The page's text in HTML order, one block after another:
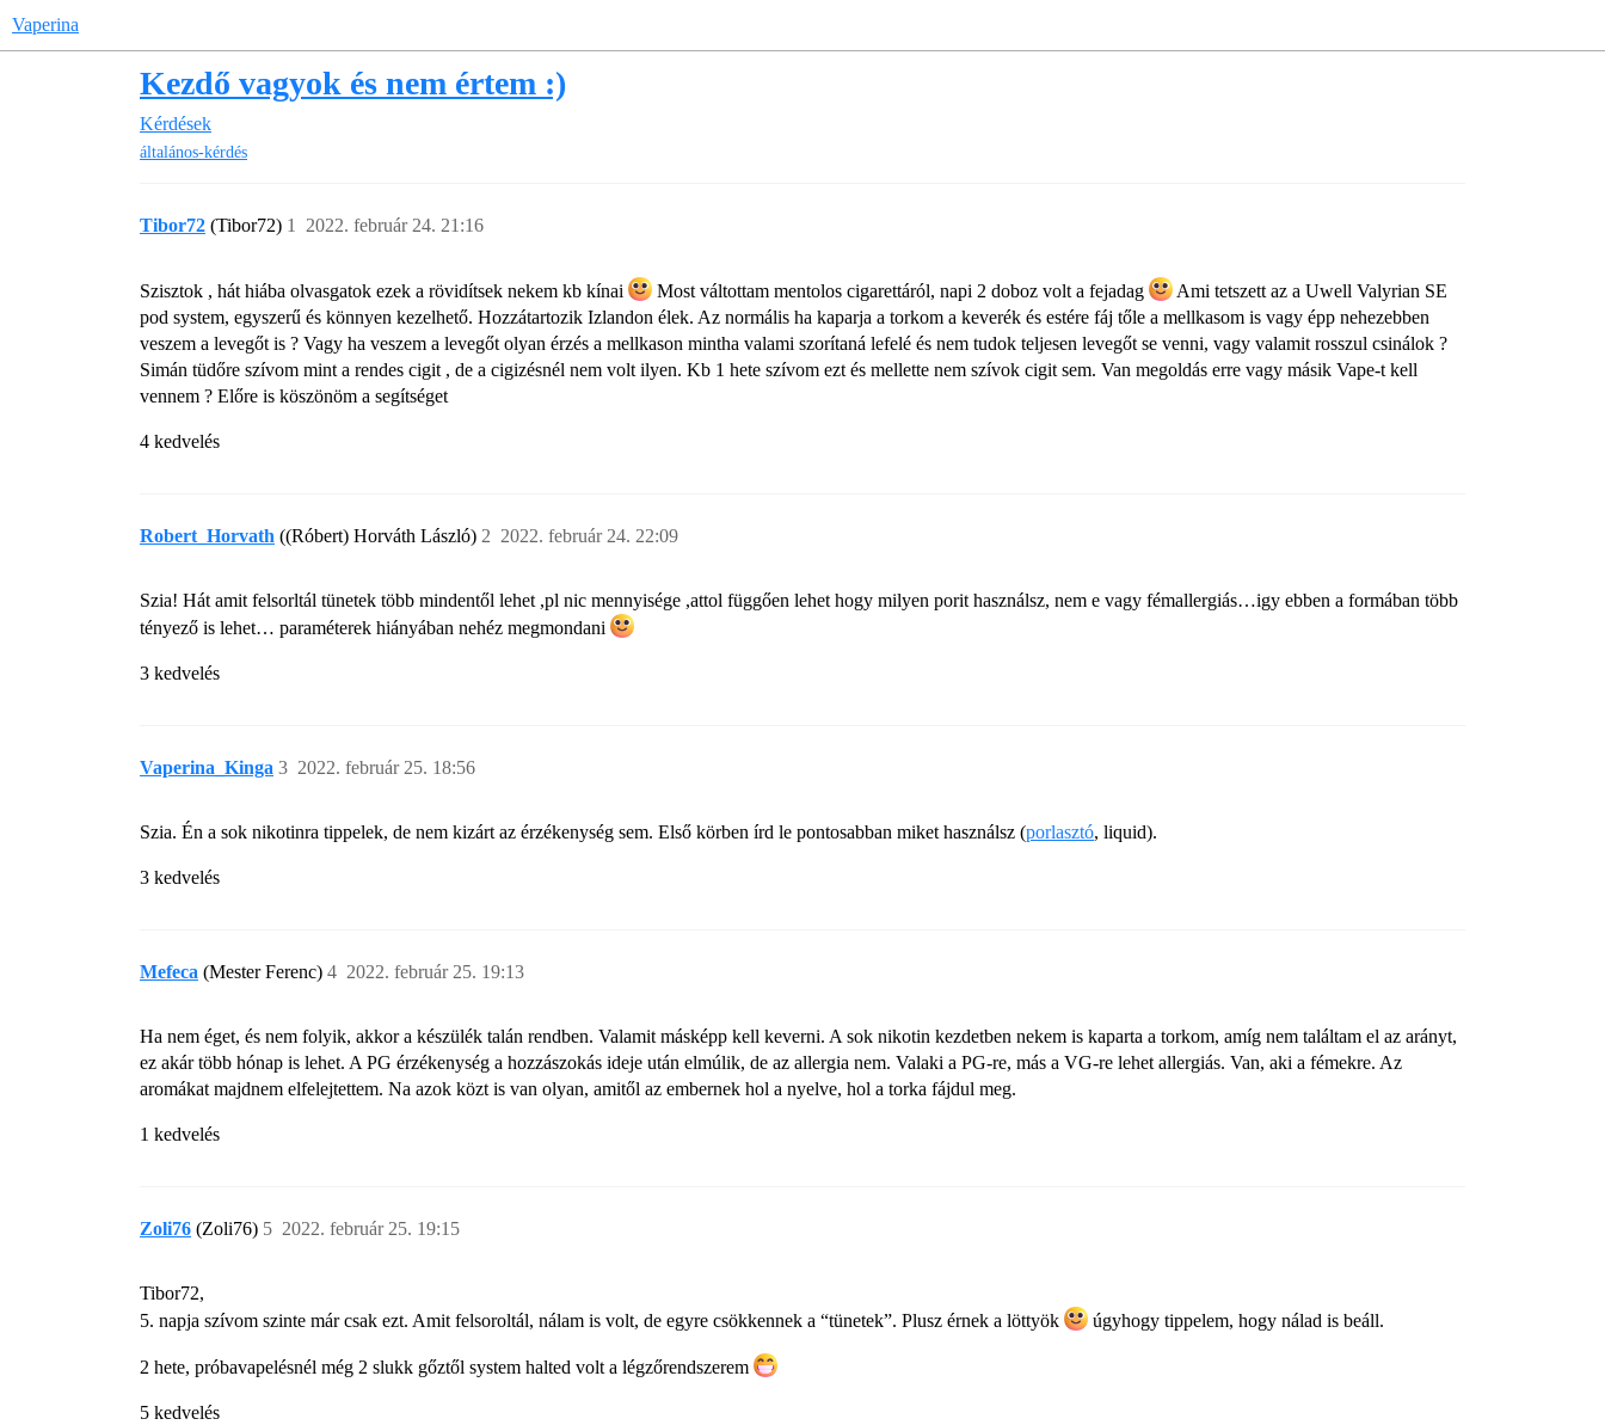
Vaperina
Kezdő vagyok és nem értem :)
Kérdések
általános-kérdés
Tibor72 (Tibor72) 2022. február 24. 21:16
1
Szisztok , hát hiába olvasgatok ezek a rövidítsek nekem kb kínai Most váltottam mentolos cigarettáról, napi 2 doboz volt a fejadag
Ami tetszett az a Uwell Valyrian SE
pod system, egyszerű és könnyen kezelhető. Hozzátartozik Izlandon élek. Az normális ha kaparja a torkom a keverék és estére fáj tőle a mellkasom is vagy épp nehezebben
veszem a levegőt is ? Vagy ha veszem a levegőt olyan érzés a mellkason mintha valami szorítaná lefelé és nem tudok teljesen levegőt se venni, vagy valamit rosszul csinálok ?
Simán tüdőre szívom mint a rendes cigit , de a cigizésnél nem volt ilyen. Kb 1 hete szívom ezt és mellette nem szívok cigit sem. Van megoldás erre vagy másik Vape-t kell
vennem ? Előre is köszönöm a segítséget
4 kedvelés
Robert_Horvath ((Róbert) Horváth László) 2022. február 24. 22:09
2
Szia! Hát amit felsorltál tünetek több mindentől lehet ,pl nic mennyisége ,attol függően lehet hogy milyen porit használsz, nem e vagy fémallergiás…igy ebben a formában több
tényező is lehet… paraméterek hiányában nehéz megmondani
3 kedvelés
Vaperina_Kinga 2022. február 25. 18:56
3
Szia. Én a sok nikotinra tippelek, de nem kizárt az érzékenység sem. Első körben írd le pontosabban miket használsz (porlasztó, liquid).
3 kedvelés
Mefeca (Mester Ferenc) 2022. február 25. 19:13
4
Ha nem éget, és nem folyik, akkor a készülék talán rendben. Valamit másképp kell keverni. A sok nikotin kezdetben nekem is kaparta a torkom, amíg nem találtam el az arányt,
ez akár több hónap is lehet. A PG érzékenység a hozzászokás ideje után elmúlik, de az allergia nem. Valaki a PG-re, más a VG-re lehet allergiás. Van, aki a fémekre. Az
aromákat majdnem elfelejtettem. Na azok közt is van olyan, amitől az embernek hol a nyelve, hol a torka fájdul meg.
1 kedvelés
Zoli76 (Zoli76) 2022. február 25. 19:15
5
Tibor72,
5. napja szívom szinte már csak ezt. Amit felsoroltál, nálam is volt, de egyre csökkennek a “tünetek”. Plusz érnek a löttyök
úgyhogy tippelem, hogy nálad is beáll.
2 hete, próbavapelésnél még 2 slukk gőztől system halted volt a légzőrendszerem
5 kedvelés